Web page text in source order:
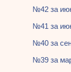
№42 за
№41 за
№40 за
№39 за